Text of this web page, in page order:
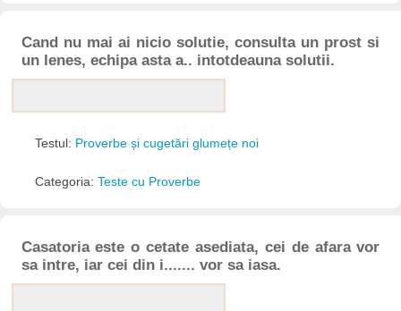
Cand nu mai ai nicio solutie, consulta un prost si
un lenes, echipa asta a.. intotdeauna solutii.
Testul: Proverbe și cugetări glumețe noi
Categoria: Teste cu Proverbe
Casatoria este o cetate asediata, cei de afara vor
sa intre, iar cei din i....... vor sa iasa.